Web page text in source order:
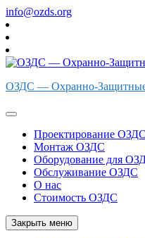
Перейти
к
содержимому
info@ozds.org
ОЗДС — Охранно-
Проектирование ОЗДС
Монтаж ОЗДС
Оборудование для
Обслуживание ОЗДС
О нас
Стоимость ОЗДС
Закрыть меню